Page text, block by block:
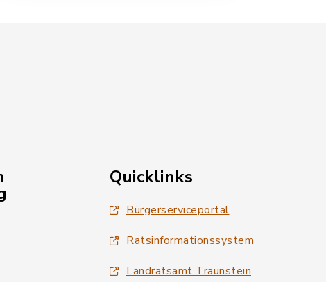
Quicklinks
Bürgerserviceportal
Ratsinformationssystem
Landratsamt Traunstein